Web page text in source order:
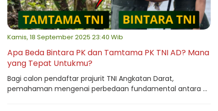
Kamis, 18 September 2025 23:40 Wib
Apa Beda Bintara PK dan Tamtama PK TNI AD? Mana
yang Tepat Untukmu?
Bagi calon pendaftar prajurit TNI Angkatan Darat,
pemahaman mengenai perbedaan fundamental antara ...